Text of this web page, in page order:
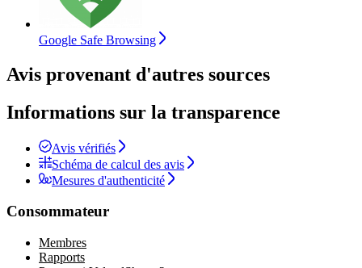
Google Safe Browsing
Avis provenant d'autres sources
Informations sur la transparence
Avis vérifiés
Schéma de calcul des avis
Mesures d'authenticité
Consommateur
Membres
Rapports